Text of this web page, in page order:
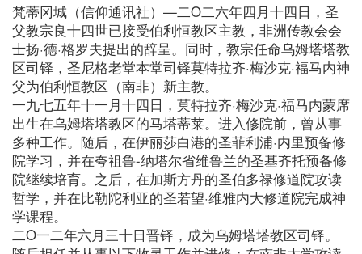
梵蒂冈城（信仰通讯社）—二O二六年四月十四日，圣
父教宗良十四世已接受伯利恒教区主教，非洲传教会会
士扬·德·格罗夫提出的辞呈。同时，教宗任命乌姆塔塔教
区司铎，圣尼格老堂本堂司铎莫特拉齐·梅沙克·福马内神
父为伯利恒教区（南非）新主教。
一九七五年十一月十四日，莫特拉齐·梅沙克·福马内蒙席
出生在乌姆塔塔教区的马塔蒂莱。进入修院前，曾从事
多种工作。随后，在伊丽莎白港的圣菲利浦·内里预备修
院学习，并在夸祖鲁-纳塔尔省维鲁兰的圣基齐托预备修
院继续培育。之后，在加斯方丹的圣伯多禄修道院攻读
哲学，并在比勒陀利亚的圣若望·维雅内大修道院完成神
学课程。
二O一二年六月三十日晋铎，成为乌姆塔塔教区司铎。